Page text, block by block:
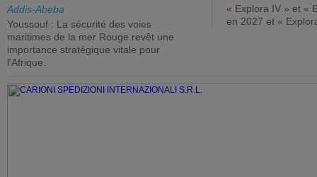
Addis-Abeba
Youssouf : La sécurité des voies
maritimes de la mer Rouge revêt une
importance stratégique vitale pour
l'Afrique.
« Explora IV » et «
en 2027 et «